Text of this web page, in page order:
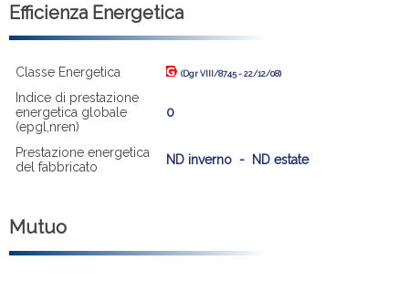
Efficienza Energetica
Classe Energetica (Dgr VIII/8745 - 22/12/08)
Indice di prestazione
energetica globale
(epgl,nren)
0
Prestazione energetica
del fabbricato
ND inverno - ND estate
Mutuo